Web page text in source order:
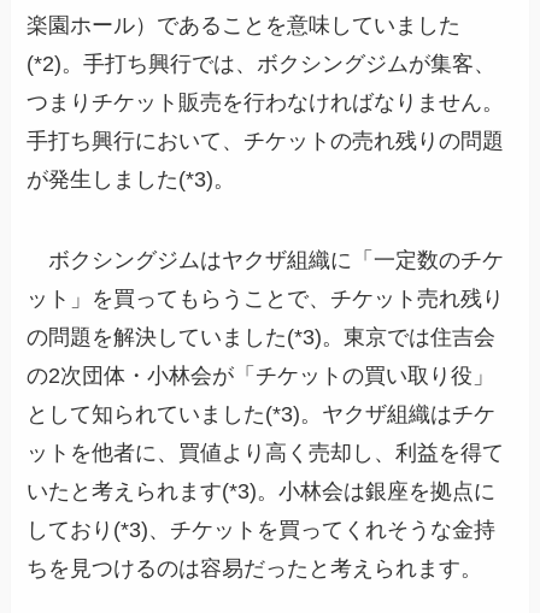
楽園ホール）であることを意味していました
(*2)。手打ち興行では、ボクシングジムが集客、
つまりチケット販売を行わなければなりません。
手打ち興行において、チケットの売れ残りの問題
が発生しました(*3)。
ボクシングジムはヤクザ組織に「一定数のチケ
ット」を買ってもらうことで、チケット売れ残り
の問題を解決していました(*3)。東京では住吉会
の2次団体・小林会が「チケットの買い取り役」
として知られていました(*3)。ヤクザ組織はチケ
ットを他者に、買値より高く売却し、利益を得て
いたと考えられます(*3)。小林会は銀座を拠点に
しており(*3)、チケットを買ってくれそうな金持
ちを見つけるのは容易だったと考えられます。